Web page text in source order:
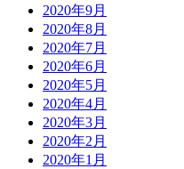
2020年9月
2020年8月
2020年7月
2020年6月
2020年5月
2020年4月
2020年3月
2020年2月
2020年1月